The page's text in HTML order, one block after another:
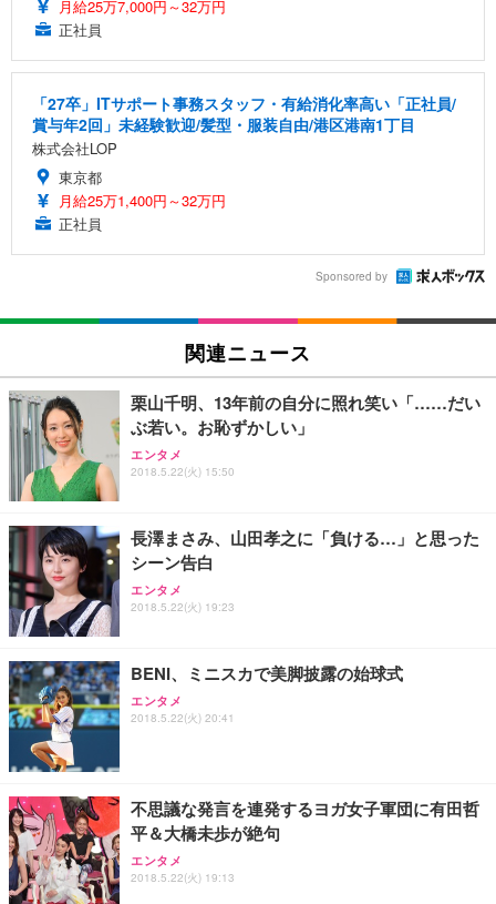
月給25万7,000円～32万円
正社員
「27卒」ITサポート事務スタッフ・有給消化率高い「正社員/
賞与年2回」未経験歓迎/髪型・服装自由/港区港南1丁目
株式会社LOP
東京都
月給25万1,400円～32万円
正社員
Sponsored by
関連ニュース
栗山千明、13年前の自分に照れ笑い「……だい
ぶ若い。お恥ずかしい」
エンタメ
2018.5.22(火) 15:50
長澤まさみ、山田孝之に「負ける…」と思った
シーン告白
エンタメ
2018.5.22(火) 19:23
BENI、ミニスカで美脚披露の始球式
エンタメ
2018.5.22(火) 20:41
不思議な発言を連発するヨガ女子軍団に有田哲
平＆大橋未歩が絶句
エンタメ
2018.5.22(火) 19:13